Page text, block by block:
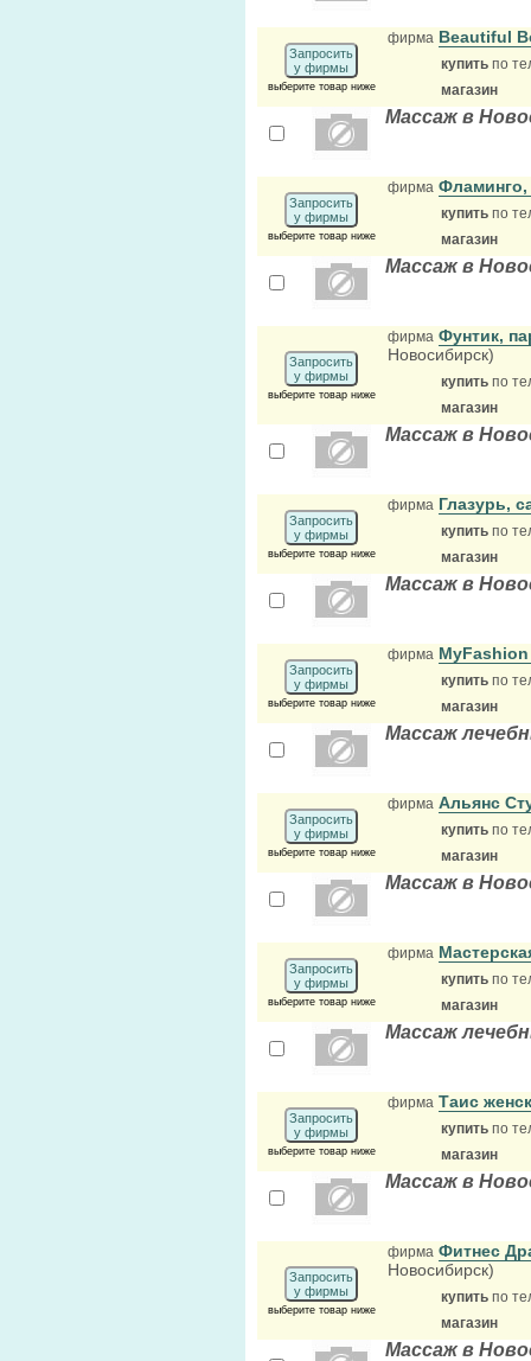
Запросить
у фирмы
выберите товар ниже
фирма Beautiful
купить по
магазин
Массаж в
Запросить
у фирмы
выберите товар ниже
фирма
купить по
магазин
Массаж в
Запросить
у фирмы
выберите товар ниже
фирма Фунтик,
Новосибирск)
купить по
магазин
Массаж в
Запросить
у фирмы
выберите товар ниже
фирма Глазурь,
купить по
магазин
Массаж в
Запросить
у фирмы
выберите товар ниже
фирма
купить по
магазин
Массаж
Запросить
у фирмы
выберите товар ниже
фирма Альянс
купить по
магазин
Массаж в
Запросить
у фирмы
выберите товар ниже
фирма
купить по
магазин
Массаж
Запросить
у фирмы
выберите товар ниже
фирма Tаис
купить по
магазин
Массаж в
Запросить
у фирмы
выберите товар ниже
фирма Фитнес
Новосибирск)
купить по
магазин
Массаж в